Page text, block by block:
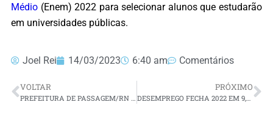
Médio (Enem) 2022 para selecionar alunos que estudarão
em universidades públicas.
Joel Rei 14/03/2023 6:40 am Comentários
VOLTAR
PREFEITURA DE PASSAGEM/RN INICIA PROGRAMA CORTE DE TERRA BENEFICIANDO AGRICULTORES DO MUNICÍPIO
PRÓXIMO
DESEMPREGO FECHA 2022 EM 9,3% E ATINGE MENOR TAXA EM SETE ANOS, APONTA IBGE